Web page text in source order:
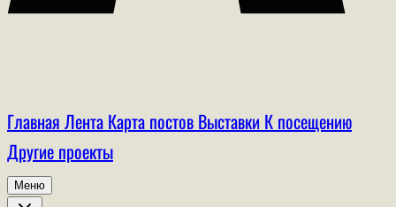
Главная Лента Карта постов Выставки К посещению
Другие проекты
Меню